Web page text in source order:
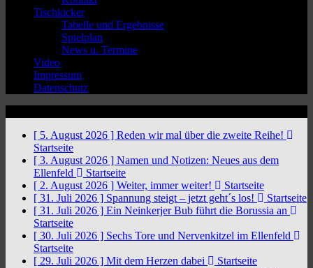
Tischkicker
Tabelle und Ergebnisse
Spielplan
News u. Termine
Video
Impressum
Datenschutz
[ 5. August 2026 ] Reden wir mal über die zweite Reihe!
Startseite
[ 3. August 2026 ] Namen und Notizen: Neues aus dem
Ellenfeld
Startseite
[ 2. August 2026 ] Weiter, immer weiter!
Startseite
[ 31. Juli 2026 ] Spannung steigt – jetzt geht´s los!
Startseite
[ 31. Juli 2026 ] Ein Neinkerjer Bub führt die Borussia an
Startseite
[ 30. Juli 2026 ] Sechs Tore und Nervenkitzel im Ellenfeld
Startseite
[ 29. Juli 2026 ] Mit dem Herzen dabei
Startseite